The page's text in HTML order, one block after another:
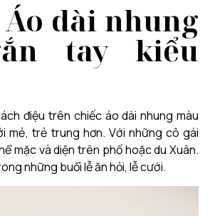
dài nhung
tay kiểu
điệu trên chiếc áo dài nhung màu
mẻ, trẻ trung hơn. Với những cô gái
mặc và diện trên phố hoặc du Xuân.
những buổi lễ ăn hỏi, lễ cưới.